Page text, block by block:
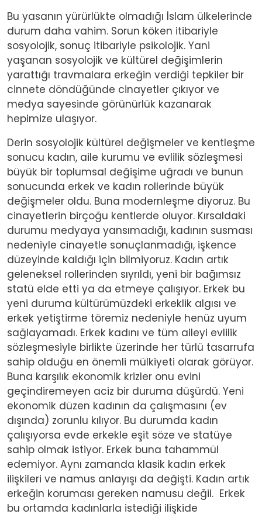
Bu yasanın yürürlükte olmadığı İslam ülkelerinde
durum daha vahim. Sorun köken itibariyle
sosyolojik, sonuç itibariyle psikolojik. Yani
yaşanan sosyolojik ve kültürel değişimlerin
yarattığı travmalara erkeğin verdiği tepkiler bir
cinnete döndüğünde cinayetler çıkıyor ve
medya sayesinde görünürlük kazanarak
hepimize ulaşıyor.
Derin sosyolojik kültürel değişmeler ve kentleşme
sonucu kadın, aile kurumu ve evlilik sözleşmesi
büyük bir toplumsal değişime uğradı ve bunun
sonucunda erkek ve kadın rollerinde büyük
değişmeler oldu. Buna modernleşme diyoruz. Bu
cinayetlerin birçoğu kentlerde oluyor. Kırsaldaki
durumu medyaya yansımadığı, kadının susması
nedeniyle cinayetle sonuçlanmadığı, işkence
düzeyinde kaldığı için bilmiyoruz. Kadın artık
geleneksel rollerinden sıyrıldı, yeni bir bağımsız
statü elde etti ya da etmeye çalışıyor. Erkek bu
yeni duruma kültürümüzdeki erkeklik algısı ve
erkek yetiştirme töremiz nedeniyle henüz uyum
sağlayamadı. Erkek kadını ve tüm aileyi evlilik
sözleşmesiyle birlikte üzerinde her türlü tasarrufa
sahip olduğu en önemli mülkiyeti olarak görüyor.
Buna karşılık ekonomik krizler onu evini
geçindiremeyen aciz bir duruma düşürdü. Yeni
ekonomik düzen kadının da çalışmasını (ev
dışında) zorunlu kılıyor. Bu durumda kadın
çalışıyorsa evde erkekle eşit söze ve statüye
sahip olmak istiyor. Erkek buna tahammül
edemiyor. Aynı zamanda klasik kadın erkek
ilişkileri ve namus anlayışı da değişti. Kadın artık
erkeğin koruması gereken namusu değil. Erkek
bu ortamda kadınlarla istediği ilişkide